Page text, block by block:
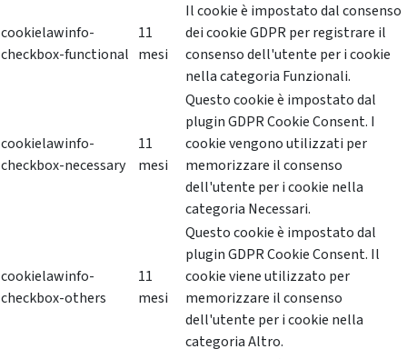
cookielawinfo-
checkbox-functional
11
mesi
Il cookie è impostato dal consenso
dei cookie GDPR per registrare il
consenso dell'utente per i cookie
nella categoria Funzionali.
cookielawinfo-
checkbox-necessary
11
mesi
Questo cookie è impostato dal
plugin GDPR Cookie Consent. I
cookie vengono utilizzati per
memorizzare il consenso
dell'utente per i cookie nella
categoria Necessari.
cookielawinfo-
checkbox-others
11
mesi
Questo cookie è impostato dal
plugin GDPR Cookie Consent. Il
cookie viene utilizzato per
memorizzare il consenso
dell'utente per i cookie nella
categoria Altro.